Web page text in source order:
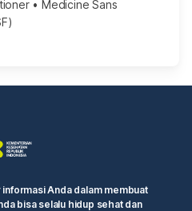
• Medicine Sans
Anda dalam membuat
bisa selalu hidup sehat dan